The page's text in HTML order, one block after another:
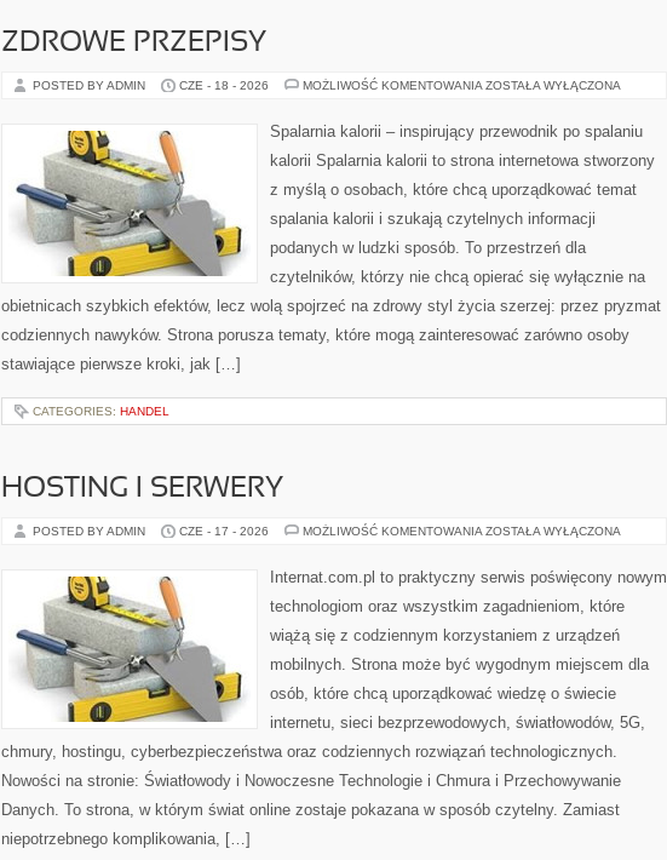
ZDROWE PRZEPISY
POSTED BY ADMIN CZE - 18 - 2026 MOŻLIWOŚĆ KOMENTOWANIA ZDROWE
ZOSTAŁA WYŁĄCZONA
Spalarnia kalorii – inspirujący przewodnik po spalaniu
kalorii Spalarnia kalorii to strona internetowa stworzony
z myślą o osobach, które chcą uporządkować temat
spalania kalorii i szukają czytelnych informacji
podanych w ludzki sposób. To przestrzeń dla
czytelników, którzy nie chcą opierać się wyłącznie na
obietnicach szybkich efektów, lecz wolą spojrzeć na zdrowy styl życia szerzej: przez pryzmat
codziennych nawyków. Strona porusza tematy, które mogą zainteresować zarówno osoby
stawiające pierwsze kroki, jak […]
CATEGORIES: HANDEL
HOSTING I SERWERY
POSTED BY ADMIN CZE - 17 - 2026 MOŻLIWOŚĆ KOMENTOWANIA HOSTING
ZOSTAŁA WYŁĄCZONA
Internat.com.pl to praktyczny serwis poświęcony nowym
technologiom oraz wszystkim zagadnieniom, które
wiążą się z codziennym korzystaniem z urządzeń
mobilnych. Strona może być wygodnym miejscem dla
osób, które chcą uporządkować wiedzę o świecie
internetu, sieci bezprzewodowych, światłowodów, 5G,
chmury, hostingu, cyberbezpieczeństwa oraz codziennych rozwiązań technologicznych.
Nowości na stronie: Światłowody i Nowoczesne Technologie i Chmura i Przechowywanie
Danych. To strona, w którym świat online zostaje pokazana w sposób czytelny. Zamiast
niepotrzebnego komplikowania, […]